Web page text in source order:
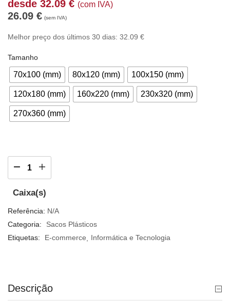
desde 32.09 € (com IVA)
26.09 € (sem IVA)
Melhor preço dos últimos 30 dias: 32.09 €
Tamanho
70x100 (mm) 80x120 (mm) 100x150 (mm)
120x180 (mm) 160x220 (mm) 230x320 (mm)
270x360 (mm)
Caixa(s)
Referência: N/A
Categoria:
Sacos Plásticos
Etiquetas:
E-commerce Informática e Tecnologia
Descrição